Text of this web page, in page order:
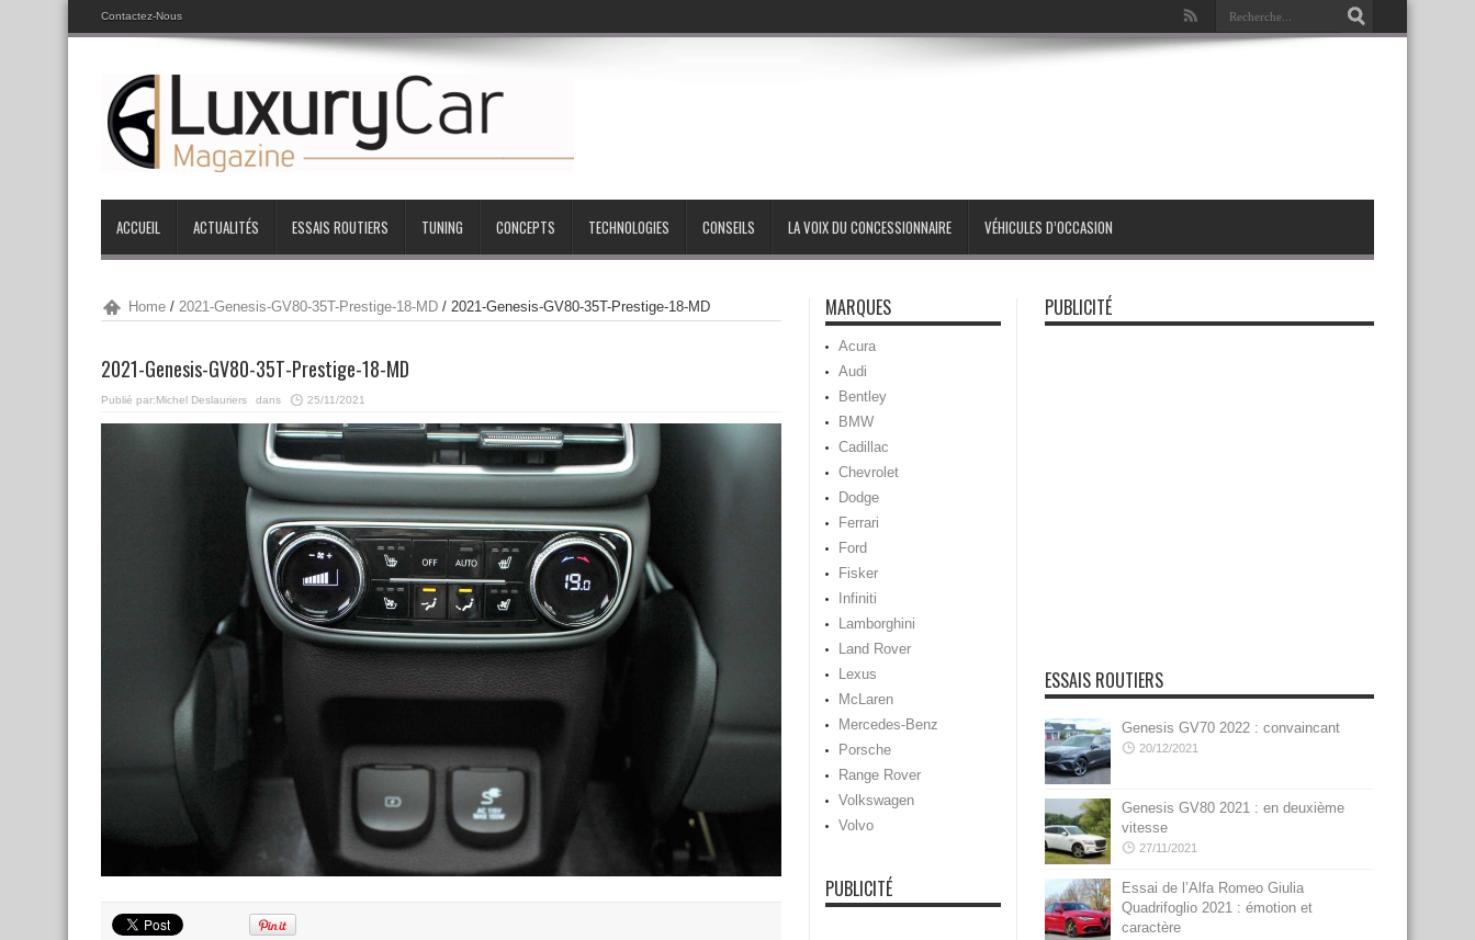
Contactez-Nous
ACCUEIL ACTUALITÉS ESSAIS ROUTIERS TUNING CONCEPTS TECHNOLOGIES CONSEILS LA VOIX DU CONCESSIONNAIRE VÉHICULES D’OCCASION
Home / 2021-Genesis-GV80-35T-Prestige-18-MD / 2021-Genesis-GV80-35T-Prestige-18-MD
2021-Genesis-GV80-35T-Prestige-18-MD
Publié par:Michel Deslauriers dans 25/11/2021
MARQUES
Acura
Audi
Bentley
BMW
Cadillac
Chevrolet
Dodge
Ferrari
Ford
Fisker
Infiniti
Lamborghini
Land Rover
Lexus
McLaren
Mercedes-Benz
Porsche
Range Rover
Volkswagen
Volvo
PUBLICITÉ
PUBLICITÉ
ESSAIS ROUTIERS
Genesis GV70 2022 : convaincant
20/12/2021
Genesis GV80 2021 : en deuxième
vitesse
27/11/2021
Essai de l’Alfa Romeo Giulia
Quadrifoglio 2021 : émotion et
caractère